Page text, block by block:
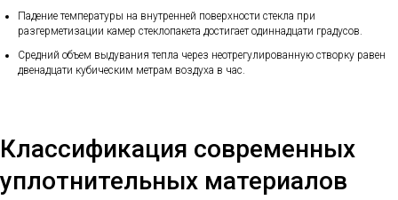
Падение температуры на внутренней поверхности стекла при
разгерметизации камер стеклопакета достигает одиннадцати градусов.
Средний объем выдувания тепла через неотрегулированную створку равен
двенадцати кубическим метрам воздуха в час.
Классификация современных
уплотнительных материалов